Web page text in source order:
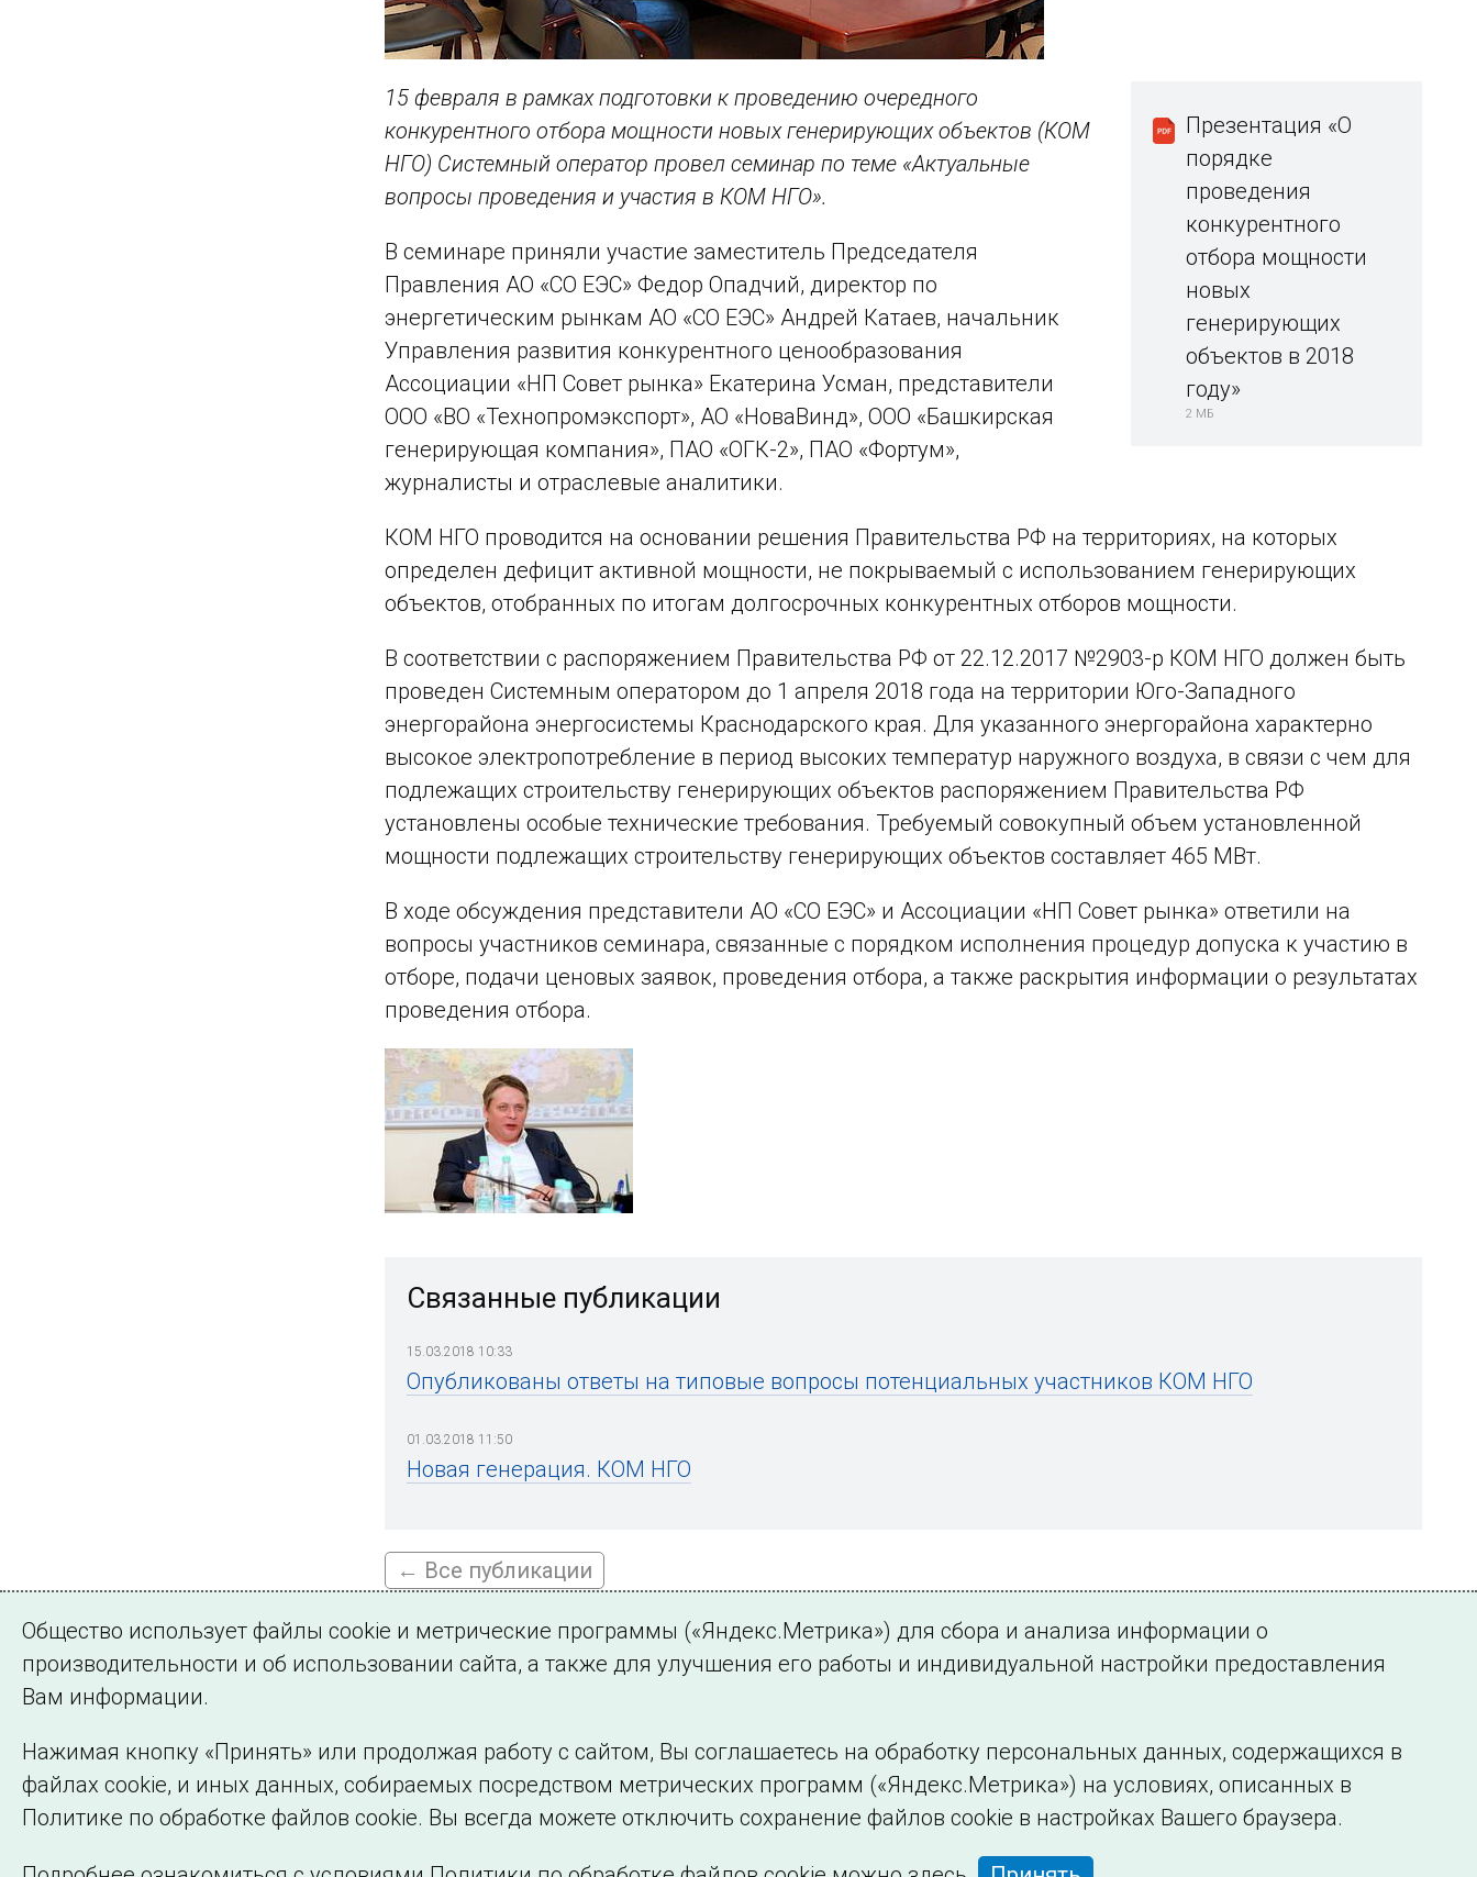
Презентация «О
порядке
проведения
конкурентного
отбора мощности
новых
генерирующих
объектов в 2018
году»
2 МБ
15 февраля в рамках подготовки к проведению очередного
конкурентного отбора мощности новых генерирующих объектов (КОМ
НГО) Системный оператор провел семинар по теме «Актуальные
вопросы проведения и участия в КОМ НГО».
В семинаре приняли участие заместитель Председателя
Правления АО «СО ЕЭС» Федор Опадчий, директор по
энергетическим рынкам АО «СО ЕЭС» Андрей Катаев, начальник
Управления развития конкурентного ценообразования
Ассоциации «НП Совет рынка» Екатерина Усман, представители
ООО «ВО «Технопромэкспорт», АО «НоваВинд», ООО «Башкирская
генерирующая компания», ПАО «ОГК-2», ПАО «Фортум»,
журналисты и отраслевые аналитики.
КОМ НГО проводится на основании решения Правительства РФ на территориях, на которых
определен дефицит активной мощности, не покрываемый с использованием генерирующих
объектов, отобранных по итогам долгосрочных конкурентных отборов мощности.
В соответствии с распоряжением Правительства РФ от 22.12.2017 №2903-р КОМ НГО должен быть
проведен Системным оператором до 1 апреля 2018 года на территории Юго-Западного
энергорайона энергосистемы Краснодарского края. Для указанного энергорайона характерно
высокое электропотребление в период высоких температур наружного воздуха, в связи с чем для
подлежащих строительству генерирующих объектов распоряжением Правительства РФ
установлены особые технические требования. Требуемый совокупный объем установленной
мощности подлежащих строительству генерирующих объектов составляет 465 МВт.
В ходе обсуждения представители АО «СО ЕЭС» и Ассоциации «НП Совет рынка» ответили на
вопросы участников семинара, связанные с порядком исполнения процедур допуска к участию в
отборе, подачи ценовых заявок, проведения отбора, а также раскрытия информации о результатах
проведения отбора.
Связанные публикации
15.03.2018 10:33
Опубликованы ответы на типовые вопросы потенциальных участников КОМ НГО
01.03.2018 11:50
Новая генерация. КОМ НГО
← Все публикации
Подписаться на новости
©2005–2026 АО «СО ЕЭС» Филиалы и представительства Использование информации Сведения об образовательной организации
Общество использует файлы cookie и метрические программы («Яндекс.Метрика») для сбора и анализа информации о
производительности и об использовании сайта, а также для улучшения его работы и индивидуальной настройки предоставления
Вам информации.
Нажимая кнопку «Принять» или продолжая работу с сайтом, Вы соглашаетесь на обработку персональных данных, содержащихся в
файлах cookie, и иных данных, собираемых посредством метрических программ («Яндекс.Метрика») на условиях, описанных в
Политике по обработке файлов cookie. Вы всегда можете отключить сохранение файлов cookie в настройках Вашего браузера.